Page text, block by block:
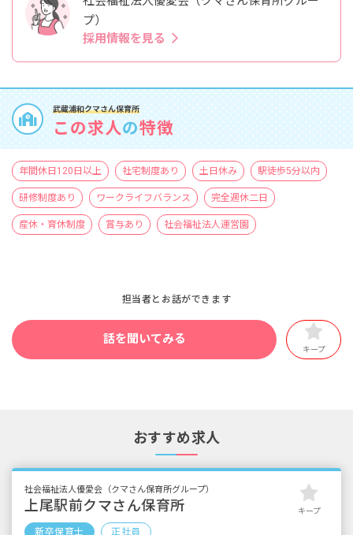
プ）
採用情報を見る
武蔵浦和クマさん保育所
この求人の特徴
年間休日120日以上 社宅制度あり 土日休み 駅徒歩5分以内
研修制度あり ワークライフバランス 完全週休二日
産休・育休制度 賞与あり 社会福祉法人運営園
担当者とお話ができます
話を聞いてみる
キープ
おすすめ求人
社会福祉法人優愛会（クマさん保育所グループ）
上尾駅前クマさん保育所
新卒保育士 正社員
キープ